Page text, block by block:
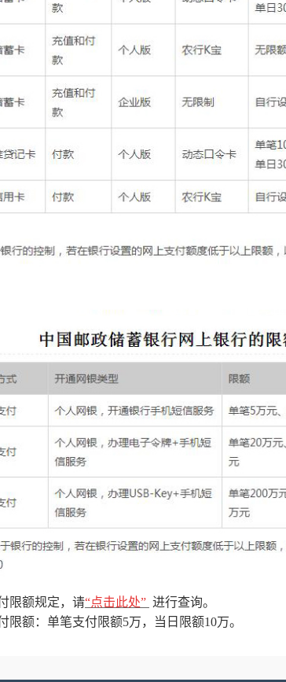
限额规定，请“点击此处” 进行查询。
限额：单笔支付限额5万，当日限额10万。